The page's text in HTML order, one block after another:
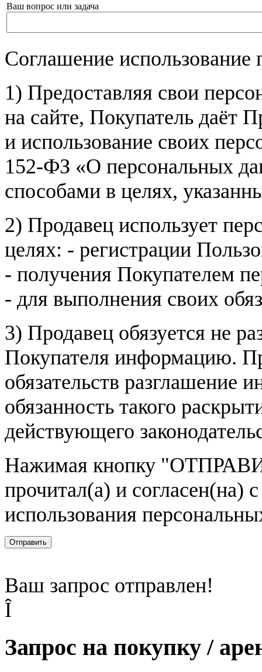
Ваш вопрос или задача
Соглашение
1) Предоставляя свои
на сайте, Покупатель даёт
и использование своих
152-ФЗ «О персональных
способами в целях,
2) Продавец использует
целях: - регистрации
- получения Покупателем
- для выполнения своих
3) Продавец обязуется не
Покупателя информацию.
обязательств разглашение
обязанность такого
действующего
Нажимая кнопку
прочитал(а) и согласен(на)
использования
Отправить
Ваш запрос отправлен!
Î
Запрос на покупку /